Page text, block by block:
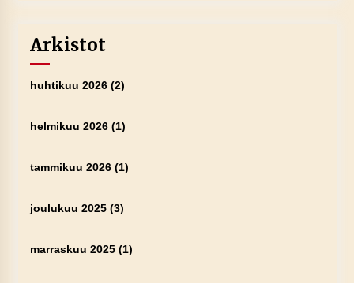
Arkistot
huhtikuu 2026(2)
helmikuu 2026(1)
tammikuu 2026(1)
joulukuu 2025(3)
marraskuu 2025(1)